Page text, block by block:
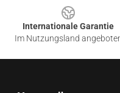
Internationale Garantie
Im Nutzungsland